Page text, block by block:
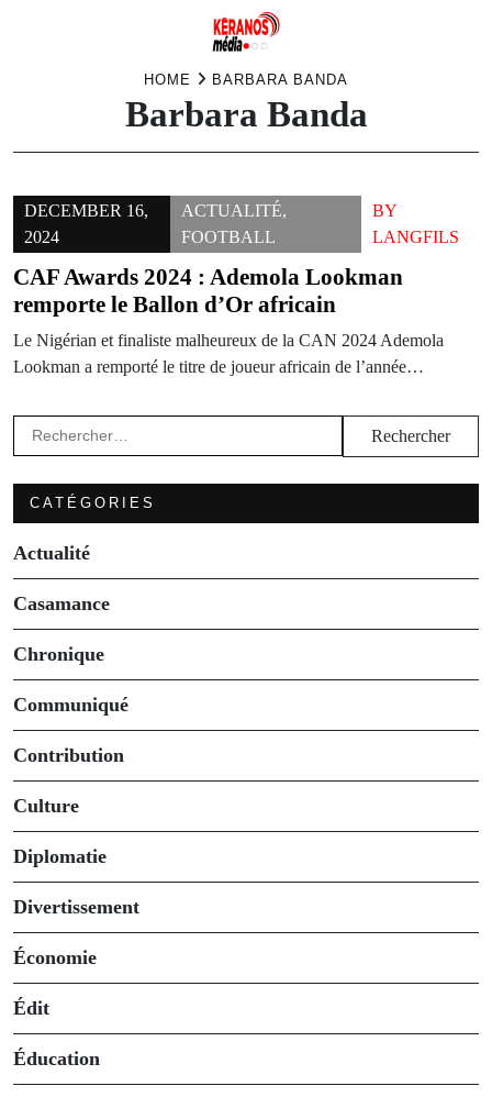
HOME BARBARA BANDA
Barbara Banda
DECEMBER 16,
2024
ACTUALITÉ,
FOOTBALL
BY
LANGFILS
CAF Awards 2024 : Ademola Lookman
remporte le Ballon d’Or africain
Le Nigérian et finaliste malheureux de la CAN 2024 Ademola
Lookman a remporté le titre de joueur africain de l’année…
Rechercher :
CATÉGORIES
Actualité
Casamance
Chronique
Communiqué
Contribution
Culture
Diplomatie
Divertissement
Économie
Édit
Éducation